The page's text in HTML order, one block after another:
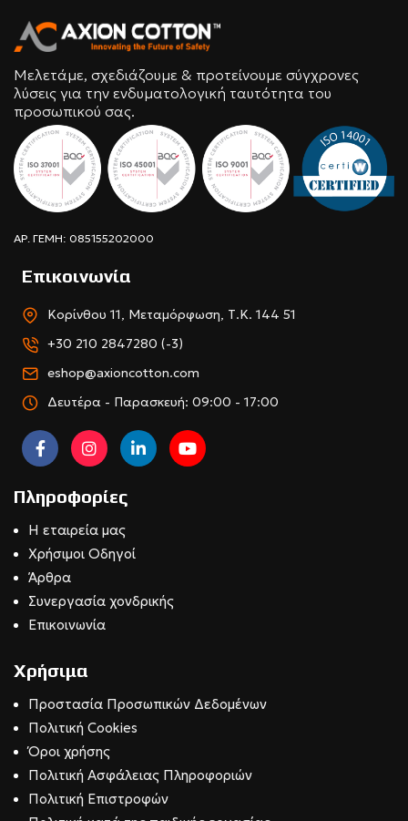
Μελετάμε, σχεδιάζουμε & προτείνουμε σύγχρονες
λύσεις για την ενδυματολογική ταυτότητα του
προσωπικού σας.
ΑΡ. ΓΕΜΗ: 085155202000
Επικοινωνία
Κορίνθου 11, Μεταμόρφωση, Τ.Κ. 144 51
+30 210 2847280 (-3)
eshop@axioncotton.com
Δευτέρα - Παρασκευή: 09:00 - 17:00
Πληροφορίες
Η εταιρεία μας
Χρήσιμοι Οδηγοί
Άρθρα
Συνεργασία χονδρικής
Επικοινωνία
Χρήσιμα
Προστασία Προσωπικών Δεδομένων
Πολιτική Cookies
Όροι χρήσης
Πολιτική Ασφάλειας Πληροφοριών
Πολιτική Επιστροφών